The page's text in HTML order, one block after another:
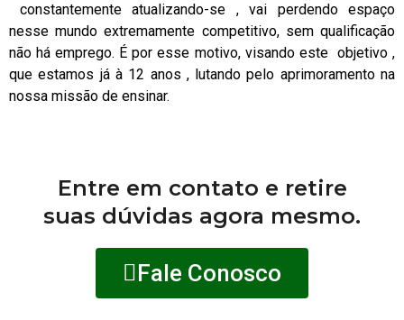
constantemente atualizando-se , vai perdendo espaço
nesse mundo extremamente competitivo, sem qualificação
não há emprego. É por esse motivo, visando este objetivo ,
que estamos já à 12 anos , lutando pelo aprimoramento na
nossa missão de ensinar.
Entre em contato e retire
suas dúvidas agora mesmo.
Fale Conosco